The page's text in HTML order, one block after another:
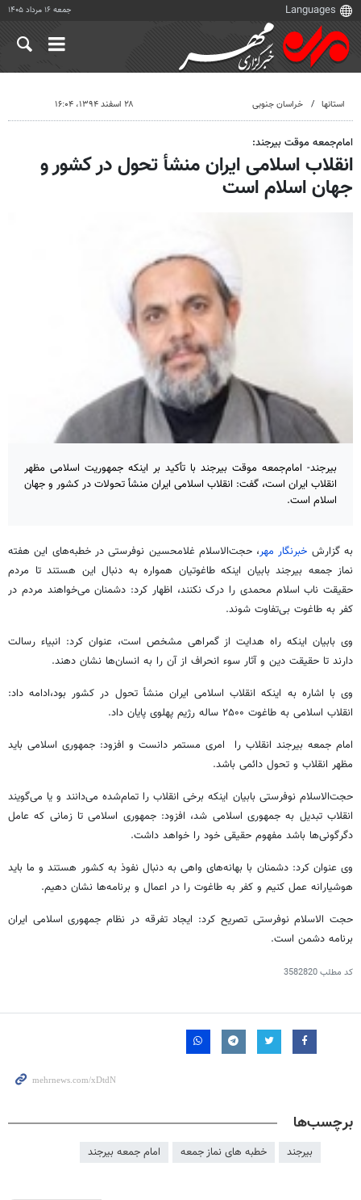
جمعه ۱۶ مرداد ۱۴۰۵
استانها خراسان جنوبی ۲۸ اسفند ۱۳۹۴، ۱۶:۰۴
امام‌جمعه موقت بیرجند:
انقلاب اسلامی ایران منشأ تحول در کشور و
جهان اسلام است
بیرجند- امام‌جمعه موقت بیرجند با تأکید بر اینکه جمهوریت اسلامی مظهر
انقلاب ایران است، گفت: انقلاب اسلامی ایران منشأ تحولات در کشور و جهان
اسلام است.
به گزارش خبرنگار مهر، حجت‌الاسلام غلامحسین نوفرستی در خطبه‌های این هفته
نماز جمعه بیرجند بابیان اینکه طاغوتیان همواره به دنبال این هستند تا مردم
حقیقت ناب اسلام محمدی را درک نکنند، اظهار کرد: دشمنان می‌خواهند مردم در
کفر به طاغوت بی‌تفاوت شوند.
وی بابیان اینکه راه هدایت از گمراهی مشخص است، عنوان کرد: انبیاء رسالت
دارند تا حقیقت دین و آثار سوء انحراف از آن را به انسان‌ها نشان دهند.
وی با اشاره به اینکه انقلاب اسلامی ایران منشأ تحول در کشور بود،ادامه داد:
انقلاب اسلامی به طاغوت ۲۵۰۰ ساله رژیم پهلوی پایان داد.
امام جمعه بیرجند انقلاب را امری مستمر دانست و افزود: جمهوری اسلامی باید
مظهر انقلاب و تحول دائمی باشد.
حجت‌الاسلام نوفرستی بابیان اینکه برخی انقلاب را تمام‌شده می‌دانند و یا می‌گویند
انقلاب تبدیل به جمهوری اسلامی شد، افزود: جمهوری اسلامی تا زمانی که عامل
دگرگونی‌ها باشد مفهوم حقیقی خود را خواهد داشت.
وی عنوان کرد: دشمنان با بهانه‌های واهی به دنبال نفوذ به کشور هستند و ما باید
هوشیارانه عمل کنیم و کفر به طاغوت را در اعمال و برنامه‌ها نشان دهیم.
حجت الاسلام نوفرستی تصریح کرد: ایجاد تفرقه در نظام جمهوری اسلامی ایران
برنامه دشمن است.
کد مطلب3582820
برچسب‌ها
بیرجند خطبه های نماز جمعه امام جمعه بیرجند